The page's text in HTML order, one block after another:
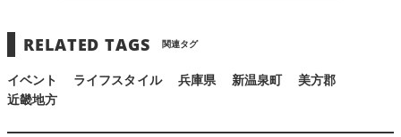
RELATED TAGS 関連タグ
イベント ライフスタイル 兵庫県 新温泉町
美方郡
近畿地方